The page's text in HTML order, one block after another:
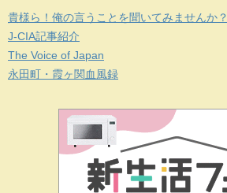
貴様ら！俺の言うことを聞いてみませんか？
J-CIA記事紹介
The Voice of Japan
永田町・霞ヶ関血風録